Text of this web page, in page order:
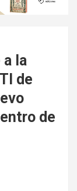
a la
de
de